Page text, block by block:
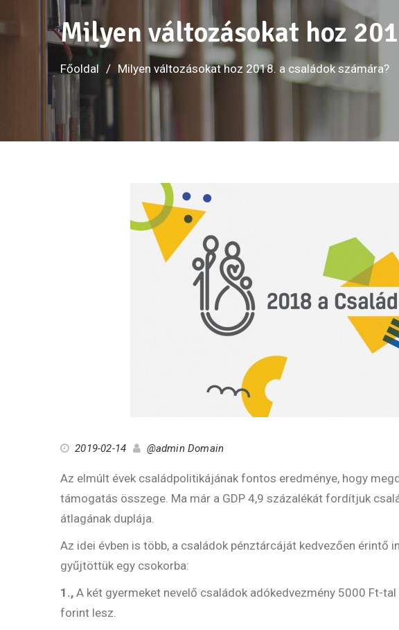
Milyen változásokat hoz
Főoldal Milyen változásokat hoz 2018. a családok számára?
2019-02-14 @admin Domain
Az elmúlt évek családpolitikájának fontos eredménye, hogy
támogatás összege. Ma már a GDP 4,9 százalékát fordítjuk
átlagának duplája.
Az idei évben is több, a családok pénztárcáját kedvezően érintő
gyűjtöttük egy csokorba:
1., A két gyermeket nevelő családok adókedvezmény 5000 Ft-
forint lesz.